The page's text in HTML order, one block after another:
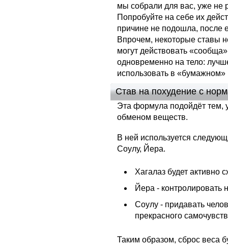
мы собрали для вас, уже не
Попробуйте на себе их
причине не подошла, после
Впрочем, некоторые ставы
могут действовать
одновременно на тело:
использовать в «бумажном»
Став на похудение с
Эта формула подойдёт тем,
обменом веществ.
В ней используется
Соулу, Йера.
Хагалаз будет активно
Йера - контролировать
Соулу - придавать
прекрасного
Таким образом, сброс веса